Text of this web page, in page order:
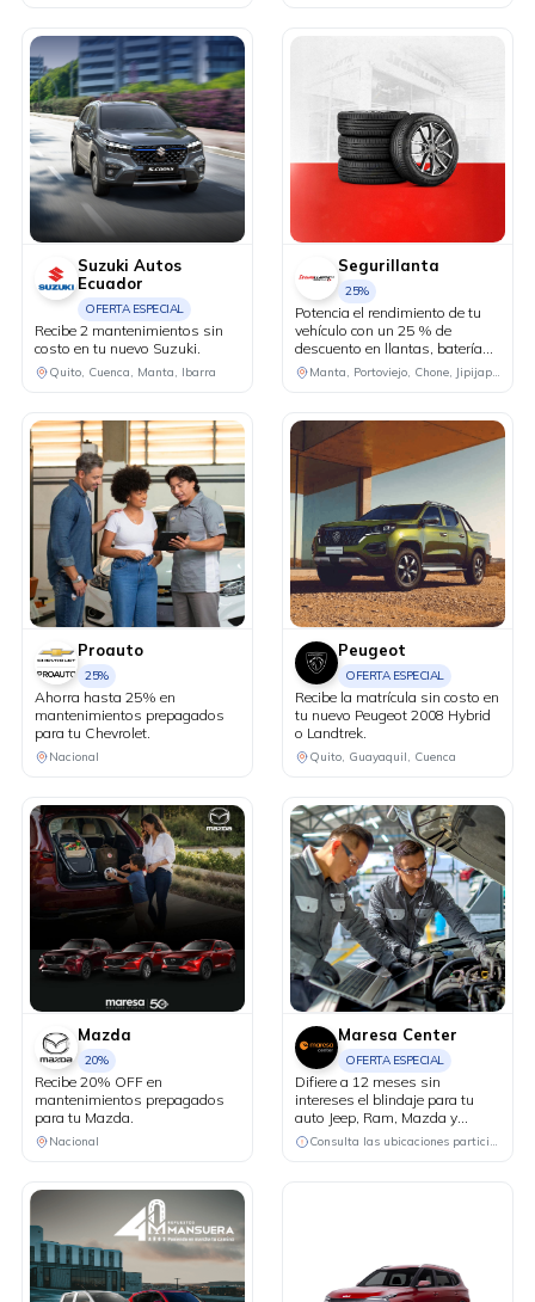
Suzuki Autos
Ecuador
OFERTA ESPECIAL
Recibe 2 mantenimientos sin
costo en tu nuevo Suzuki.
Quito, Cuenca, Manta, Ibarra
Segurillanta
25%
Potencia el rendimiento de tu
vehículo con un 25 % de
descuento en llantas, baterías
y lubricantes, y accede a una
revisión sin costo de 7 puntos
seguridad y tranquilidad.
Manta, Portoviejo, Chone, Jipijapa, Guayaquil, Santa Elena, El Empalme
Proauto
25%
Ahorra hasta 25% en
mantenimientos prepagados
para tu Chevrolet.
Nacional
Peugeot
OFERTA ESPECIAL
Recibe la matrícula sin costo en
tu nuevo Peugeot 2008 Hybrid
o Landtrek.
Quito, Guayaquil, Cuenca
Mazda
20%
Recibe 20% OFF en
mantenimientos prepagados
para tu Mazda.
Nacional
Maresa Center
OFERTA ESPECIAL
Difiere a 12 meses sin
intereses el blindaje para tu
auto Jeep, Ram, Mazda y
Dongfeng.
Consulta las ubicaciones participantes